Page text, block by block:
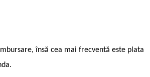
însă cea mai frecventă este plata